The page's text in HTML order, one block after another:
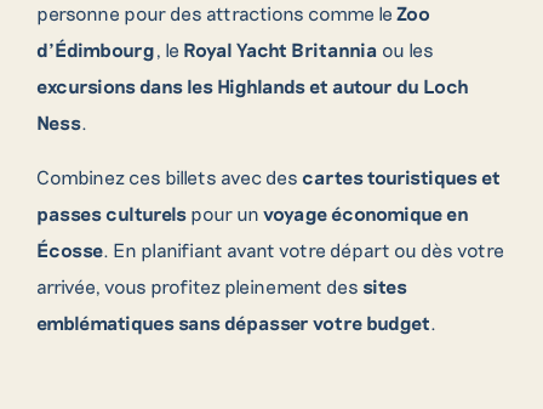
personne pour des attractions comme le Zoo
d’Édimbourg, le Royal Yacht Britannia ou les
excursions dans les Highlands et autour du Loch
Ness.
Combinez ces billets avec des cartes touristiques et
passes culturels pour un voyage économique en
Écosse. En planifiant avant votre départ ou dès votre
arrivée, vous profitez pleinement des sites
emblématiques sans dépasser votre budget.